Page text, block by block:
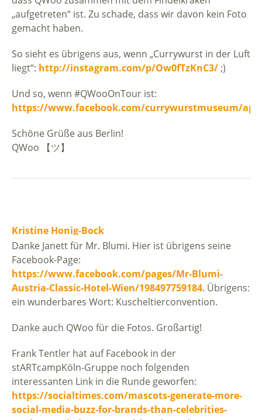
„aufgetreten“ ist. Zu schade, dass wir davon kein Foto
gemacht haben.
So sieht es übrigens aus, wenn „Currywurst in der Luft
liegt“: http://instagram.com/p/Ow0fTzKnC3/ ;)
Und so, wenn #QWooOnTour ist:
https://www.facebook.com/currywurstmuseum/
Schöne Grüße aus Berlin!
QWoo 【ツ】
Kristine Honig-Bock
Danke Janett für Mr. Blumi. Hier ist übrigens seine
Facebook-Page:
https://www.facebook.com/pages/Mr-Blumi-
Austria-Classic-Hotel-Wien/198497759184. Übrigens:
ein wunderbares Wort: Kuscheltierconvention.
Danke auch QWoo für die Fotos. Großartig!
Frank Tentler hat auf Facebook in der
stARTcampKöln-Gruppe noch folgenden
interessanten Link in die Runde geworfen:
https://socialtimes.com/mascots-generate-more-
social-media-buzz-for-brands-than-celebrities-